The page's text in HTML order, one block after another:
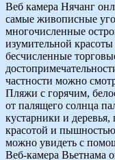
Веб камера Нячанг
самые живописные
многочисленные
изумительной
бесчисленные
частности можно
Пляжи с горячим,
от палящего солнца
кустарники и
красотой и
можно увидеть с
Веб-камера Вьетнама